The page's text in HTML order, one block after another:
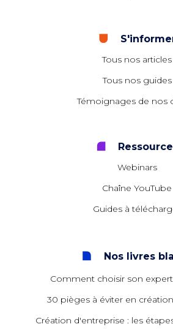
Tous nos articles
Tous nos guides
Témoignages de nos
Webinars
Chaîne YouTube
Guides à
Nos livres
Comment choisir son
30 pièges à éviter en
Création d'entreprise : les